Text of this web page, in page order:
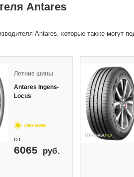
Antares
Antares, которые также могут
Летние шины
Antares Ingens-
Locus
летние
от
6065 руб.